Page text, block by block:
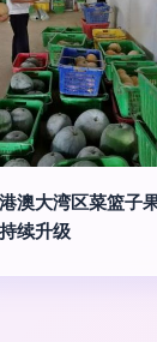
澳大湾区菜篮子
续升级